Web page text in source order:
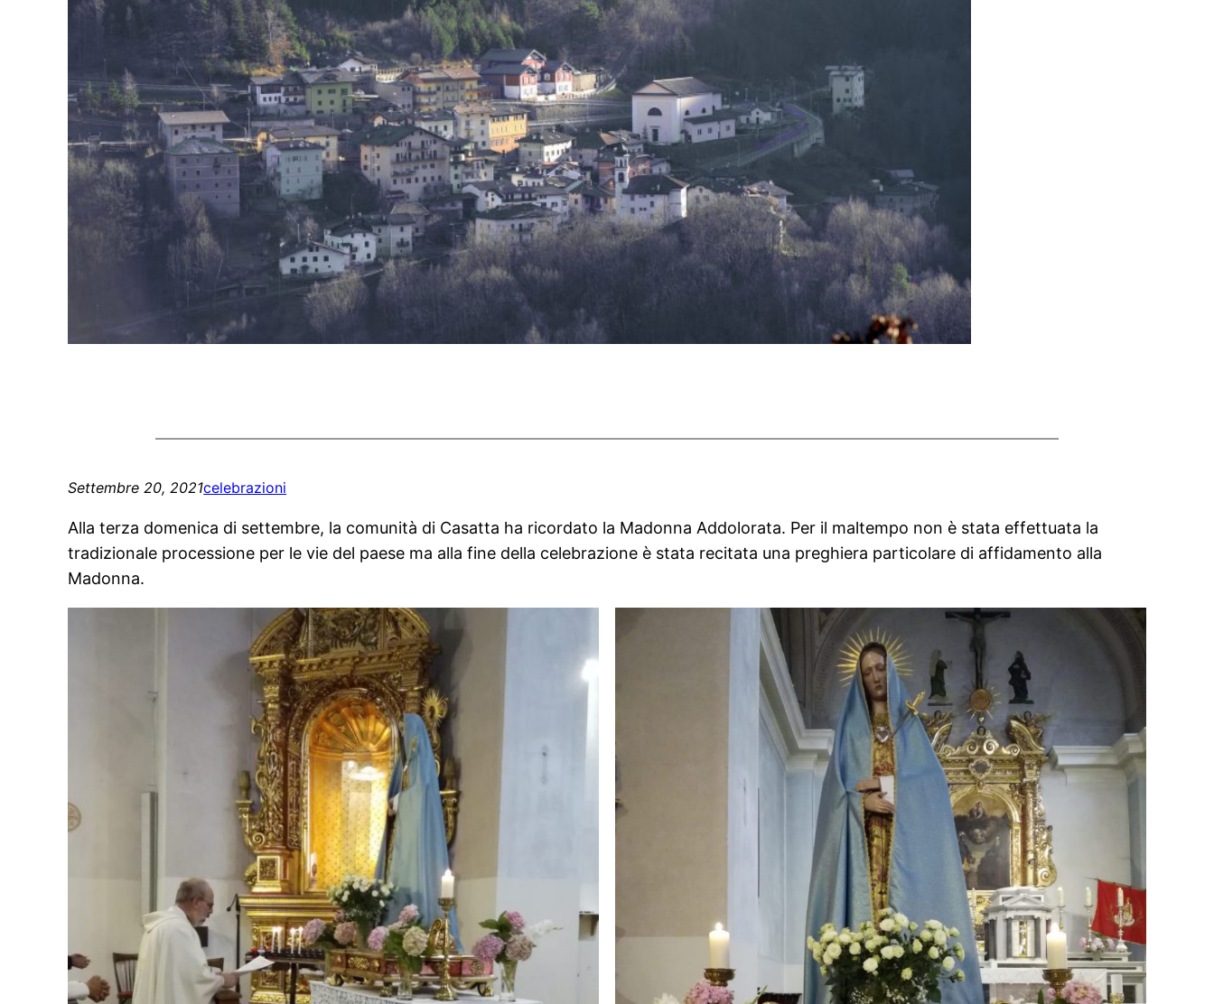
Settembre 20, 2021celebrazioni
Alla terza domenica di settembre, la comunità di Casatta ha ricordato la Madonna Addolorata. Per il maltempo non è stata effettuata la
tradizionale processione per le vie del paese ma alla fine della celebrazione è stata recitata una preghiera particolare di affidamento alla
Madonna.